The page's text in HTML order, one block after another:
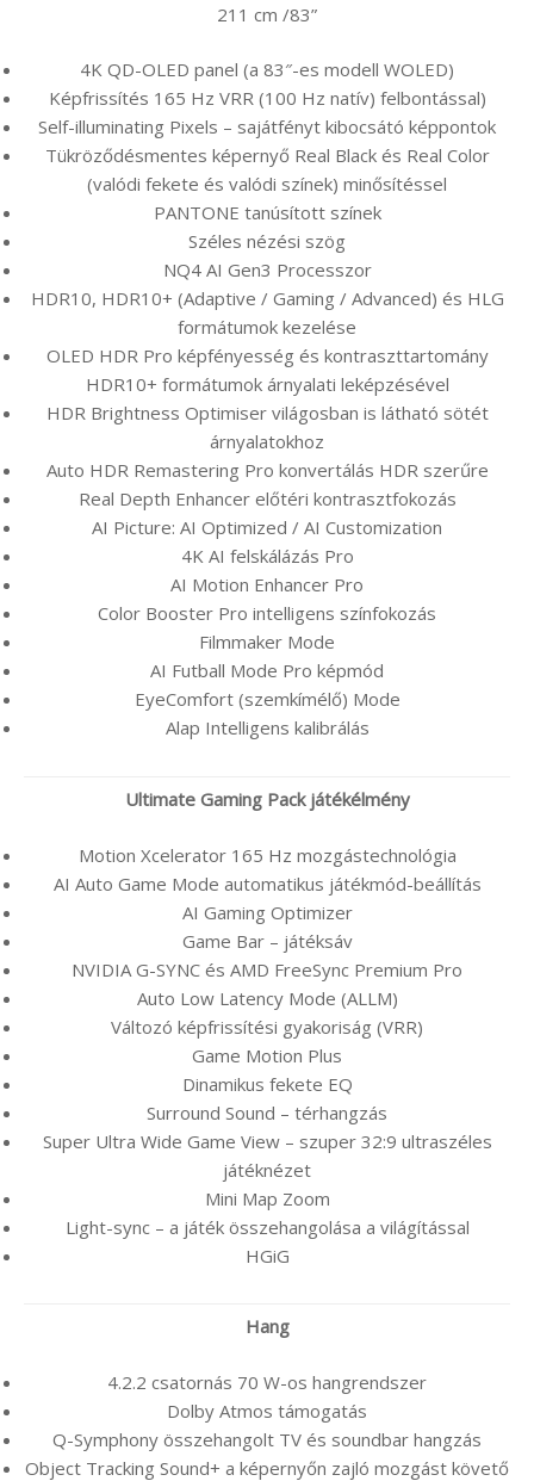
211 cm /83”
4K QD-OLED panel (a 83″-es modell WOLED)
Képfrissítés 165 Hz VRR (100 Hz natív) felbontással)
Self-illuminating Pixels – sajátfényt kibocsátó képpontok
Tükröződésmentes képernyő Real Black és Real Color
(valódi fekete és valódi színek) minősítéssel
PANTONE tanúsított színek
Széles nézési szög
NQ4 AI Gen3 Processzor
HDR10, HDR10+ (Adaptive / Gaming / Advanced) és HLG
formátumok kezelése
OLED HDR Pro képfényesség és kontraszttartomány
HDR10+ formátumok árnyalati leképzésével
HDR Brightness Optimiser világosban is látható sötét
árnyalatokhoz
Auto HDR Remastering Pro konvertálás HDR szerűre
Real Depth Enhancer előtéri kontrasztfokozás
AI Picture: AI Optimized / AI Customization
4K AI felskálázás Pro
AI Motion Enhancer Pro
Color Booster Pro intelligens színfokozás
Filmmaker Mode
AI Futball Mode Pro képmód
EyeComfort (szemkímélő) Mode
Alap Intelligens kalibrálás
Ultimate Gaming Pack játékélmény
Motion Xcelerator 165 Hz mozgástechnológia
AI Auto Game Mode automatikus játékmód-beállítás
AI Gaming Optimizer
Game Bar – játéksáv
NVIDIA G-SYNC és AMD FreeSync Premium Pro
Auto Low Latency Mode (ALLM)
Változó képfrissítési gyakoriság (VRR)
Game Motion Plus
Dinamikus fekete EQ
Surround Sound – térhangzás
Super Ultra Wide Game View – szuper 32:9 ultraszéles
játéknézet
Mini Map Zoom
Light-sync – a játék összehangolása a világítással
HGiG
Hang
4.2.2 csatornás 70 W-os hangrendszer
Dolby Atmos támogatás
Q-Symphony összehangolt TV és soundbar hangzás
Object Tracking Sound+ a képernyőn zajló mozgást követő